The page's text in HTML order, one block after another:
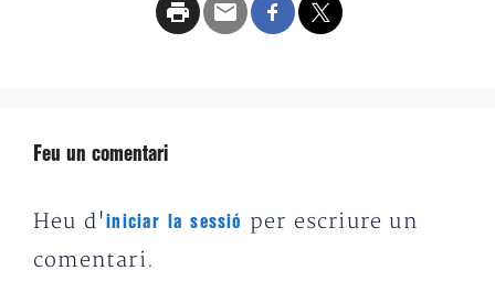
Feu un comentari
Heu d'iniciar la sessió
per escriure un
comentari.